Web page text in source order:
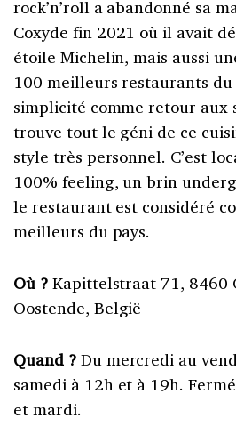
rock’n’roll a abandonné sa
Coxyde fin 2021 où il avait
étoile Michelin, mais aussi
100 meilleurs restaurants du
simplicité comme retour aux
trouve tout le géni de ce
style très personnel. C’est
100% feeling, un brin
le restaurant est considéré
meilleurs du pays.
Où ? Kapittelstraat 71, 8460
Oostende, België
Quand ?Du mercredi au
samedi à 12h et à 19h.
et mardi.